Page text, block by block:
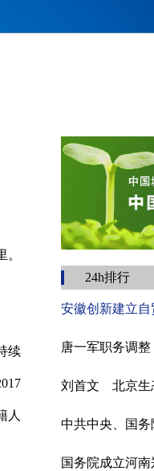
续
人
24h排行
安徽创新建立
唐一军职务调
刘首文 北京生
中共中央、国
国务院成立河南